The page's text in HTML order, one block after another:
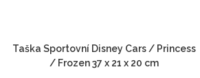
Taška Sportovní Disney Cars / Princess
/ Frozen 37 x 21 x 20 cm